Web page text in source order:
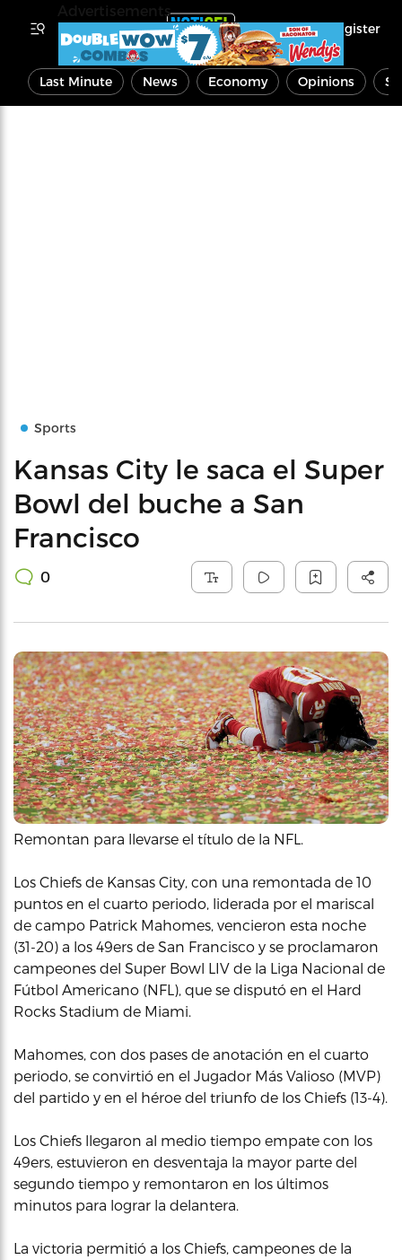
Register
Last Minute News Economy Opinions
Sports
Kansas City le saca el Super
Bowl del buche a San
Francisco
0
Remontan para llevarse el título de la NFL.
Los Chiefs de Kansas City, con una remontada de 10
puntos en el cuarto periodo, liderada por el mariscal
de campo Patrick Mahomes, vencieron esta noche
(31-20) a los 49ers de San Francisco y se proclamaron
campeones del Super Bowl LIV de la Liga Nacional de
Fútbol Americano (NFL), que se disputó en el Hard
Rocks Stadium de Miami.
Mahomes, con dos pases de anotación en el cuarto
periodo, se convirtió en el Jugador Más Valioso (MVP)
del partido y en el héroe del triunfo de los Chiefs (13-4).
Los Chiefs llegaron al medio tiempo empate con los
49ers, estuvieron en desventaja la mayor parte del
segundo tiempo y remontaron en los últimos
minutos para lograr la delantera.
La victoria permitió a los Chiefs, campeones de la
Advertisements